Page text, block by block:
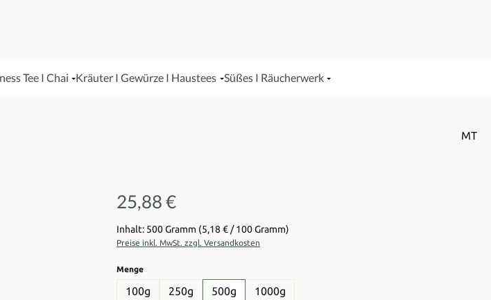
Tee I Chai Kräuter I Gewürze I Haustees Süßes I Räucherwerk
MT
Regulärer Preis:
25,88 €
Inhalt: 500 Gramm (5,18 € / 100 Gramm)
Preise inkl. MwSt. zzgl. Versandkosten
Mengeauswählen
100g 250g 500g 1000g